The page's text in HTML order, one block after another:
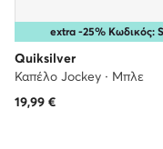
extra -25% Κωδικός:
Quiksilver
Καπέλο Jockey · Μπλε
19,99 €